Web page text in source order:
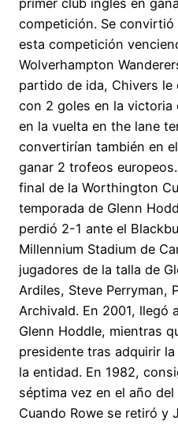
competición. Se
esta competición
Wolverhampton
partido de ida, Chivers
con 2 goles en la victoria
en la vuelta en the lane
convertirían también en
ganar 2 trofeos
final de la Worthington
temporada de Glenn
perdió 2-1 ante el
Millennium Stadium de
jugadores de la talla de
Ardiles, Steve Perryman,
Archivald. En 2001, llegó
Glenn Hoddle, mientras
presidente tras adquirir
la entidad. En 1982,
séptima vez en el año
Cuando Rowe se retiró y